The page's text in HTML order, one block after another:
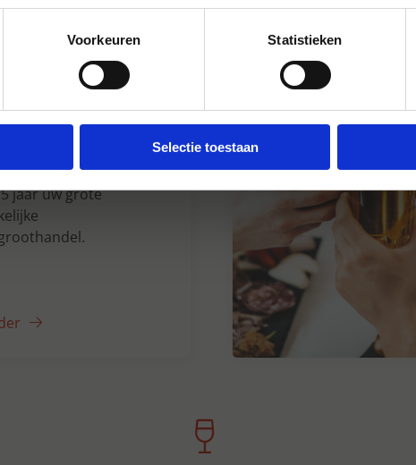
Voorkeuren Statistieken
Selectie toestaan
Dranken sinds
jaar uw grote